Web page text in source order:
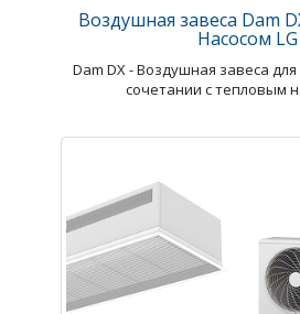
Воздушная завеса Dam
Насосом LG
Dam DX - Воздушная завеса
сочетании с тепловым